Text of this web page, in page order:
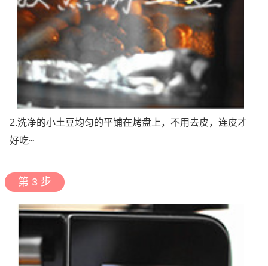
2.洗净的小土豆均匀的平铺在烤盘上，不用去皮，连皮才
好吃~
第 3 步